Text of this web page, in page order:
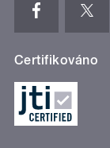
Certifikováno